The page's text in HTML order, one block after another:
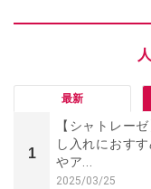
最新
1
【シャトレー
し入れにおす
やア...
2025/03/25